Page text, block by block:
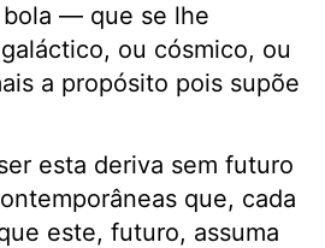
— que se lhe
ou cósmico, ou
a propósito pois supõe
esta deriva sem futuro
que, cada
este, futuro, assuma